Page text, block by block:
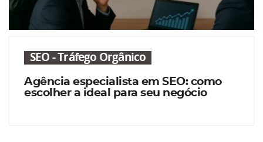
SEO - Tráfego Orgânico
Agência especialista em SEO: como
escolher a ideal para seu negócio